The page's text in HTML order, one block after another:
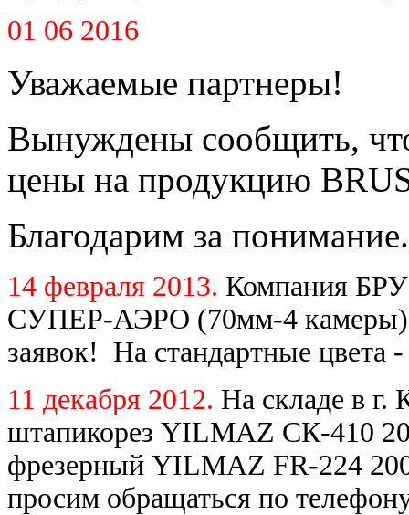
01 06 2016
Уважаемые партнеры!
Вынуждены сообщить,
цены на продукцию
Благодарим за понимание.
14 февраля 2013. Компания
СУПЕР-АЭРО (70мм-4 камеры)
заявок! На стандартные цвета
11 декабря 2012. На складе в г.
штапикорез YILMAZ СК-410
фрезерный YILMAZ FR-224
просим обращаться по